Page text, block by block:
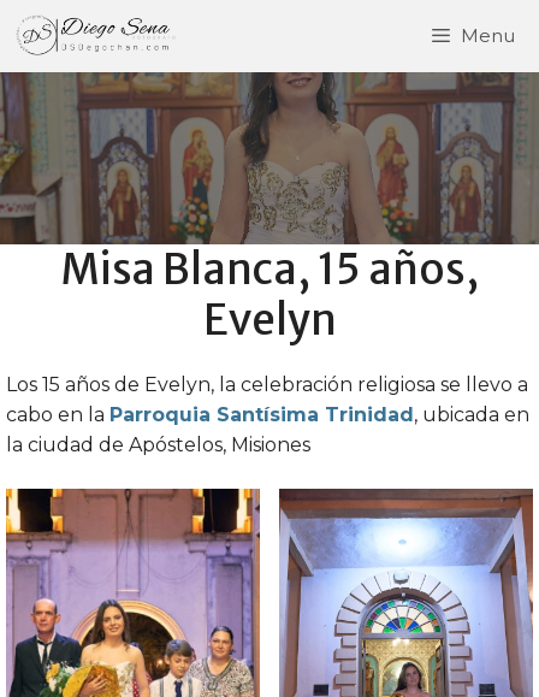
Saltar
contenido
Menu
Misa Blanca, 15 años,
Evelyn
Los 15 años de Evelyn, la celebración religiosa se llevo a
cabo en la Parroquia Santísima Trinidad , ubicada en
la ciudad de Apóstelos, Misiones